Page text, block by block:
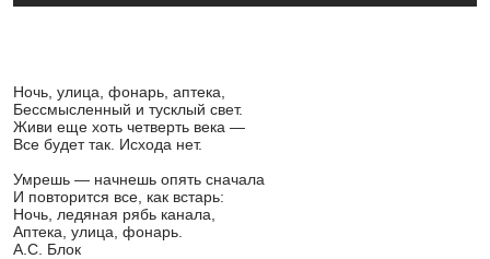
Ночь, улица, фонарь, аптека,
Бессмысленный и тусклый свет.
Живи еще хоть четверть века —
Все будет так. Исхода нет.
Умрешь — начнешь опять сначала
И повторится все, как встарь:
Ночь, ледяная рябь канала,
Аптека, улица, фонарь.
А.С. Блок